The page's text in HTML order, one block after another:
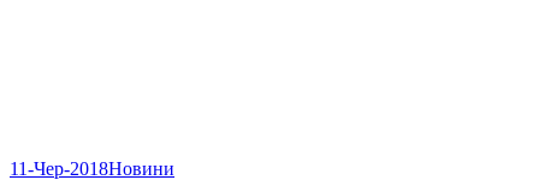
11-Чер-2018Новини